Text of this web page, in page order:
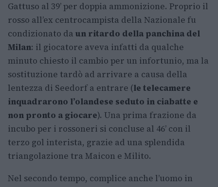
Gattuso al 39’ per doppia ammonizione. Proprio il
rosso all’ex centrocampista della Nazionale fu
condizionato da un ritardo della panchina del
Milan: il giocatore aveva infatti da qualche
minuto chiesto il cambio per un infortunio, ma la
sostituzione tardò ad arrivare a causa della
lentezza di Seedorf a entrare (le telecamere
inquadrarono l’olandese seduto in ciabatte e
non pronto a giocare). Una prima frazione da
incubo per i rossoneri si concluse al 46’ con il
terzo gol interista, grazie ad una splendida
triangolazione tra Maicon e Milito.
Nel secondo tempo, complice anche l’uomo in